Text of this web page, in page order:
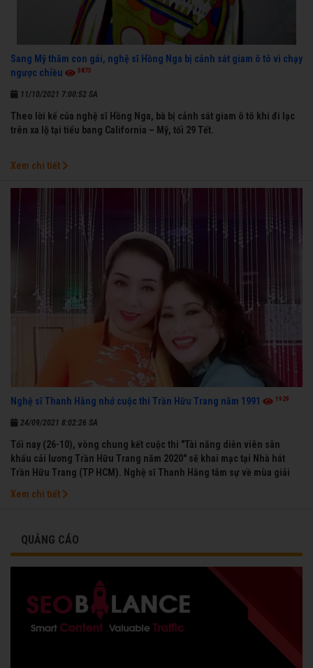
Sang Mỹ thăm con gái, nghệ sĩ Hồng Nga bị cảnh sát giam ô tô vì chạy
ngược chiều
3875
11/10/2021 7:00:52 SA
Theo lời kể của nghệ sĩ Hồng Nga, bà bị cảnh sát giam ô tô khi đi lạc
trên xa lộ tại tiểu bang California – Mỹ, tối 29 Tết.
Xem chi tiết
Nghệ sĩ Thanh Hằng nhớ cuộc thi Trần Hữu Trang năm 1991 1929
24/09/2021 8:02:26 SA
Tối nay (26-10), vòng chung kết cuộc thi "Tài năng diễn viên sân
khấu cải lương Trần Hữu Trang năm 2020" sẽ khai mạc tại Nhà hát
Trần Hữu Trang (TP HCM). Nghệ sĩ Thanh Hằng tâm sự về mùa giải
Xem chi tiết
QUẢNG CÁO